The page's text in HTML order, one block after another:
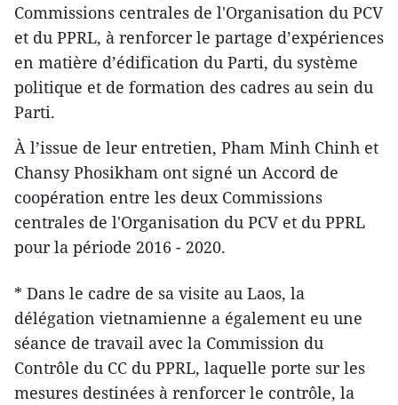
Commissions centrales de l'Organisation du PCV
et du PPRL, à renforcer le partage d’expériences
en matière d’édification du Parti, du système
politique et de formation des cadres au sein du
Parti.
À l’issue de leur entretien, Pham Minh Chinh et
Chansy Phosikham ont signé un Accord de
coopération entre les deux Commissions
centrales de l'Organisation du PCV et du PPRL
pour la période 2016 - 2020.
* Dans le cadre de sa visite au Laos, la
délégation vietnamienne a également eu une
séance de travail avec la Commission du
Contrôle du CC du PPRL, laquelle porte sur les
mesures destinées à renforcer le contrôle, la